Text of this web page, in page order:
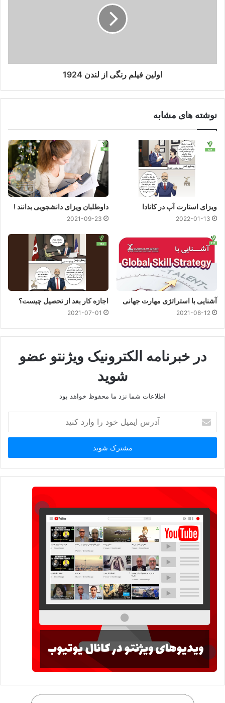
اولین فیلم رنگی از لندن 1924
نوشته های مشابه
ویزای استارت آپ در کانادا
2022-01-13
داوطلبان ویزای دانشجویی بدانند !
2021-09-23
آشنایی با استراتژی مهارت جهانی
2021-08-12
اجازه کار بعد از تحصیل چیست؟
2021-07-01
در خبرنامه الکترونیک ویژنتو عضو
شوید
اطلاعات شما نزد ما محفوظ خواهد بود
ایمیل
خود
وارد
کنید